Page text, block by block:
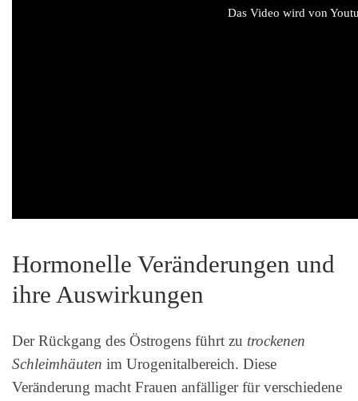
Das Video wird von
Hormonelle Veränderungen und
ihre Auswirkungen
Der Rückgang des Östrogens führt zu trockenen
Schleimhäuten im Urogenitalbereich. Diese
Veränderung macht Frauen anfälliger für verschiedene